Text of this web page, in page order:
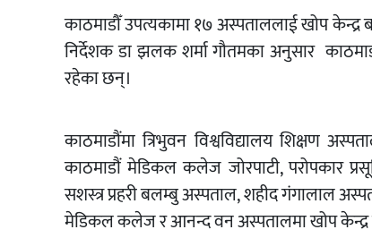
काठमाडौँ उपत्यकामा १७ अस्पताललाई खोप केन्द्र
निर्देशक डा झलक शर्मा गौतमका अनुसार
रहेका छन्।
काठमाडौंमा त्रिभुवन विश्वविद्यालय शिक्षण
काठमाडौं मेडिकल कलेज जोरपाटी, परोपकार
सशस्त्र प्रहरी बलम्बु अस्पताल, शहीद गंगालाल
मेडिकल कलेज र आनन्द वन अस्पतालमा खोप